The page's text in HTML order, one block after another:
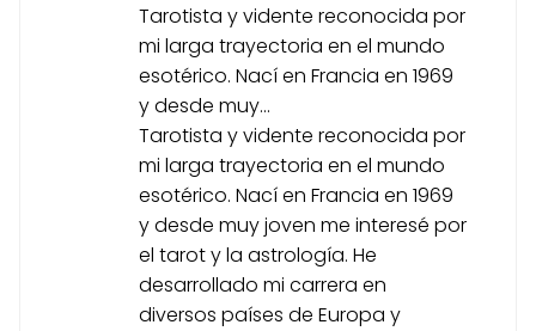
Tarotista y vidente reconocida por
mi larga trayectoria en el mundo
esotérico. Nací en Francia en 1969
y desde muy...
Tarotista y vidente reconocida por
mi larga trayectoria en el mundo
esotérico. Nací en Francia en 1969
y desde muy joven me interesé por
el tarot y la astrología. He
desarrollado mi carrera en
diversos países de Europa y